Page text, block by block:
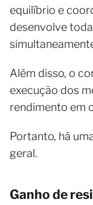
equilíbrio e
desenvolve
Além disso, o
execução dos
rendimento em
Portanto, há
geral.
Ganho de